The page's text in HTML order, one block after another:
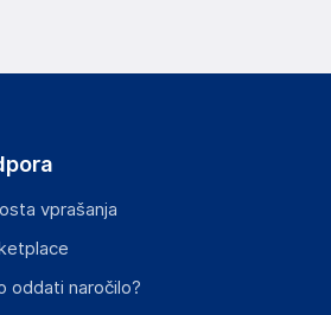
vprašanja
oddati naročilo?